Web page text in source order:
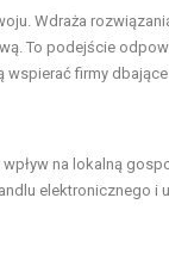
Wdraża
To podejście
firmy
na lokalną
elektronicznego i